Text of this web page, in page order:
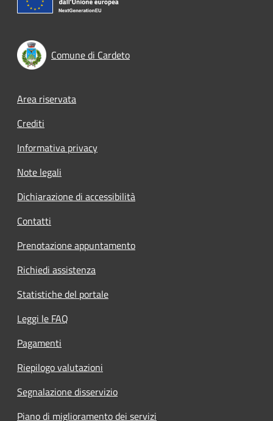
Comune di Cardeto
Footer menu
Area riservata
Crediti
Informativa privacy
Note legali
Dichiarazione di accessibilità
Contatti
Prenotazione appuntamento
Richiedi assistenza
Statistiche del portale
Leggi le FAQ
Pagamenti
Riepilogo valutazioni
Segnalazione disservizio
Piano di miglioramento dei servizi